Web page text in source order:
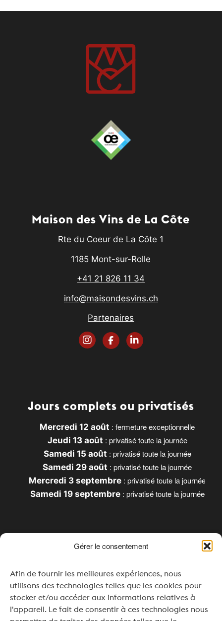
Gérer le consentement
Afin de fournir les meilleures expériences, nous
utilisons des technologies telles que les cookies pour
stocker et/ou accéder aux informations relatives à
l'appareil. Le fait de consentir à ces technologies nous
Maison des Vins de La Côte
Rte du Coeur de La Côte 1
1185 Mont-sur-Rolle
+41 21 826 11 34
info@maisondesvins.ch
Partenaires
Jours complets ou privatisés
Mercredi 12 août : fermeture exceptionnelle
Jeudi 13 août : privatisé toute la journée
Samedi 15 août : privatisé toute la journée
Samedi 29 août : privatisé toute la journée
Mercredi 3 septembre : privatisé toute la journée
Samedi 19 septembre: privatisé toute la journée
Lundi & Mardi : Fermé
Mercredi : 16h00 – 20h00
Jeudi à Samedi : 11h00 – 20h00